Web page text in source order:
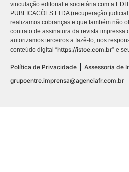
vinculação editorial e societária com a
PUBLICACÕES LTDA (recuperação
realizamos cobranças e que também não
contrato de assinatura da revista impressa
autorizamos terceiros a fazê-lo, nos
conteúdo digital “https://istoe.com.br” e
Política de Privacidade
Assessoria de
grupoentre.imprensa@agenciafr.com.br